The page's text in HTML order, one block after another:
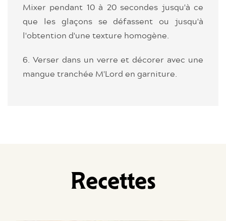
Mixer pendant 10 à 20 secondes jusqu'à ce
que les glaçons se défassent ou jusqu'à
l'obtention d'une texture homogène.
6. Verser dans un verre et décorer avec une
mangue tranchée M'Lord en garniture.
Recettes